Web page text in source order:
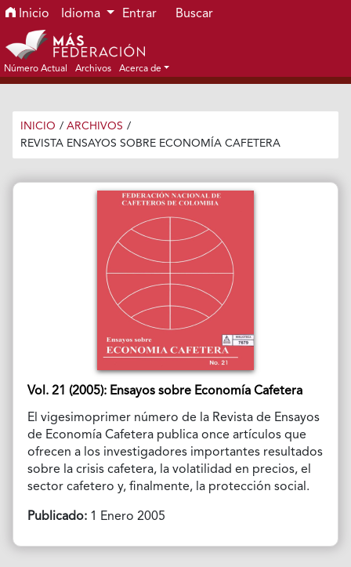
Ir al menú de navegación principal
Ir al contenido principal
Ir al pie de página del sitio
Inicio Idioma Entrar Buscar
Número Actual Archivos Acerca de
INICIO / ARCHIVOS /
REVISTA ENSAYOS SOBRE ECONOMÍA CAFETERA
Vol. 21 (2005): Ensayos sobre Economía Cafetera
El vigesimoprimer número de la Revista de Ensayos
de Economía Cafetera publica once artículos que
ofrecen a los investigadores importantes resultados
sobre la crisis cafetera, la volatilidad en precios, el
sector cafetero y, finalmente, la protección social.
Publicado:1 Enero 2005